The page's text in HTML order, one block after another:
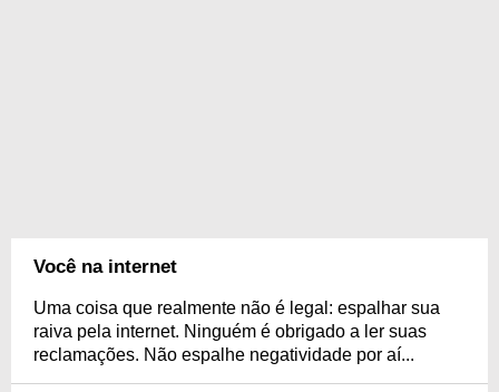
Você na internet
Uma coisa que realmente não é legal: espalhar sua
raiva pela internet. Ninguém é obrigado a ler suas
reclamações. Não espalhe negatividade por aí...